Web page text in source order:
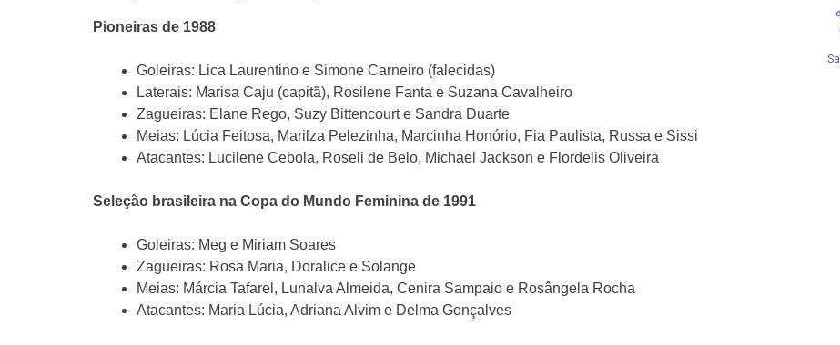
Pioneiras de 1988
Goleiras: Lica Laurentino e Simone Carneiro (falecidas)
Laterais: Marisa Caju (capitã), Rosilene Fanta e Suzana Cavalheiro
Zagueiras: Elane Rego, Suzy Bittencourt e Sandra Duarte
Meias: Lúcia Feitosa, Marilza Pelezinha, Marcinha Honório, Fia Paulista, Russa e Sissi
Atacantes: Lucilene Cebola, Roseli de Belo, Michael Jackson e Flordelis Oliveira
Seleção brasileira na Copa do Mundo Feminina de 1991
Goleiras: Meg e Miriam Soares
Zagueiras: Rosa Maria, Doralice e Solange
Meias: Márcia Tafarel, Lunalva Almeida, Cenira Sampaio e Rosângela Rocha
Atacantes: Maria Lúcia, Adriana Alvim e Delma Gonçalves